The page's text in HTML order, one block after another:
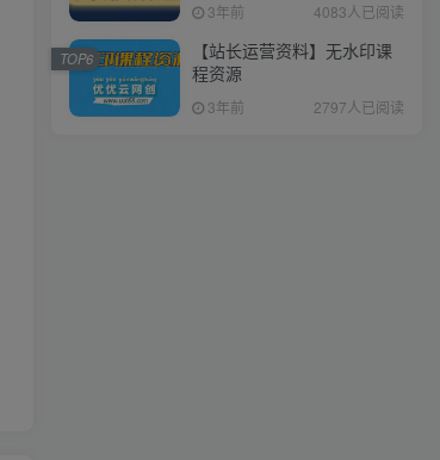
3年前 4083人已阅读
【站长运营资料】无水印课
程资源
3年前 2797人已阅读
TOP6